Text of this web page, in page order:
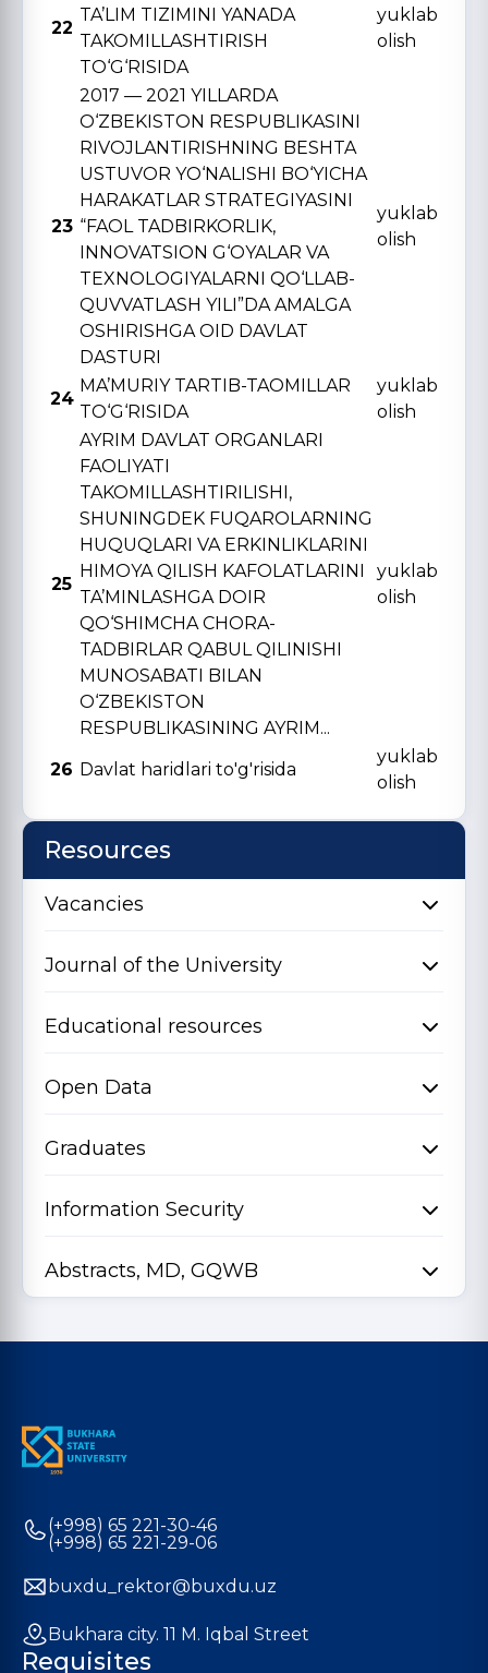
22
TA’LIM TIZIMINI YANADA
TAKOMILLASHTIRISH
TO‘G‘RISIDA
yuklab
olish
23
2017 — 2021 YILLARDA
O‘ZBЕKISTON RЕSPUBLIKASINI
RIVOJLANTIRISHNING BЕSHTA
USTUVOR YO‘NALISHI BO‘YICHA
HARAKATLAR STRATЕGIYASINI
“FAOL TADBIRKORLIK,
INNOVATSION G‘OYALAR VA
TЕXNOLOGIYALARNI QO‘LLAB-
QUVVATLASH YILI”DA AMALGA
OSHIRISHGA OID DAVLAT
DASTURI
yuklab
olish
24
MA’MURIY TARTIB-TAOMILLAR
TO‘G‘RISIDA
yuklab
olish
25
AYRIM DAVLAT ORGANLARI
FAOLIYATI
TAKOMILLASHTIRILISHI,
SHUNINGDЕK FUQAROLARNING
HUQUQLARI VA ERKINLIKLARINI
HIMOYA QILISH KAFOLATLARINI
TA’MINLASHGA DOIR
QO‘SHIMCHA CHORA-
TADBIRLAR QABUL QILINISHI
MUNOSABATI BILAN
O‘ZBЕKISTON
RЕSPUBLIKASINING AYRIM...
yuklab
olish
26 Davlat haridlari to'g'risida
yuklab
olish
Resources
Vacancies
Journal of the University
Educational resources
Open Data
Graduates
Information Security
Abstracts, MD, GQWB
(+998) 65 221-30-46
(+998) 65 221-29-06
buxdu_rektor@buxdu.uz
Bukhara city. 11 M. Iqbal Street
Requisites